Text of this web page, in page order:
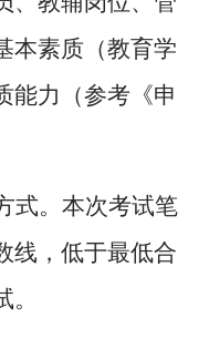
本素质（教育学
能力（参考《申
式。本次考试笔
线，低于最低合